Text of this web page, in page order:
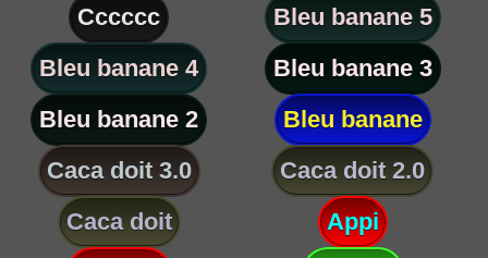
Cccccc
Bleu banane 5
Bleu banane 4
Bleu banane 3
Bleu banane 2
Bleu banane
Caca doit 3.0
Caca doit 2.0
Caca doit
Appi